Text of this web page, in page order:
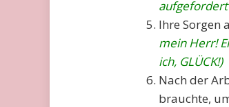
aufgefordert
Ihre Sorgen
mein Herr!
ich, GLÜCK!)
Nach der
brauchte,